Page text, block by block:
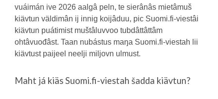
vuáimán ive 2026 aalgâ peln, te sierânâs mietâmuš
kiävtun väldimân ij innig koijâduu, pic Suomi.fi-viestâi
kiävtun puátimist muštâluvvoo tubdâttâttâm
ohtâvuođâst. Taan nubástus maŋa Suomi.fi-viestah lii
kiävtust paijeel neelji miljovn ulmust.
Maht já kiäs Suomi.fi-viestah šadda kiävtun?